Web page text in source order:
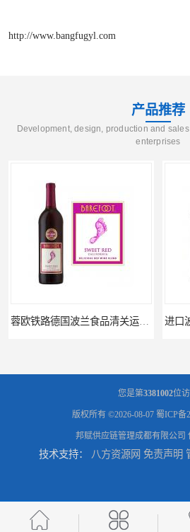
http://www.bangfugyl.com
产品推荐
Development, design, production and
enterprises
蓉欧铁路德国波兰食品清关运输门到门
蓉欧铁路波兰罗兹食品成都清关物流
您是第3381002位
版权所有 ©2026-08-07 蜀ICP备
邦赋供应链管理成都有限公司
技术支持： 八方资源网 免责声明